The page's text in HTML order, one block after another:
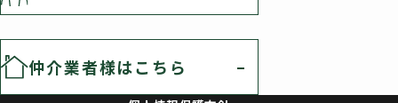
仲介業者様はこちら